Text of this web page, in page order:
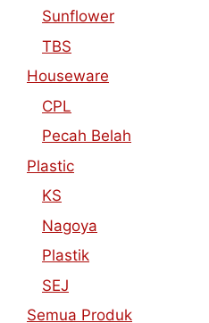
Sunflower
TBS
Houseware
CPL
Pecah Belah
Plastic
KS
Nagoya
Plastik
SEJ
Semua Produk